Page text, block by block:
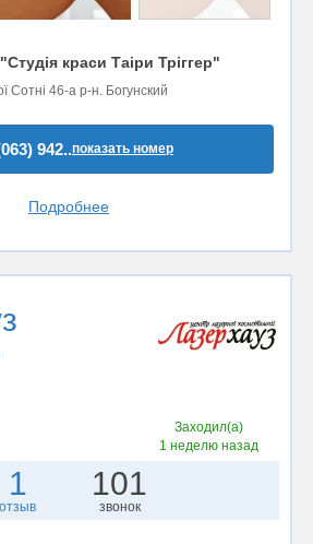
краси Таіри Тріггер"
Сотні 46-а р-н. Богунский
942..показать номер
Подробнее
Заходил(а)
1 неделю назад
1
отзыв
101
звонок